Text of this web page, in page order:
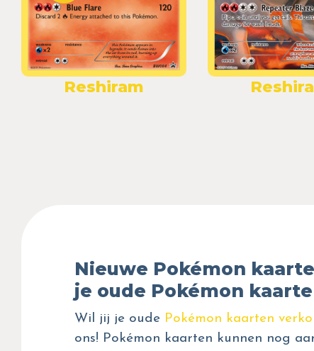
Reshiram
Nieuwe Pokémon
je oude Pokémon
Wil jij je oude Pokémon kaarten
ons! Pokémon kaarten kunnen nog